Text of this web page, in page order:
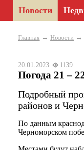
Новости
Главная → Новости →
20.01.2023 1139
Погода 21 –
Подробный
районов и
По данным
Черноморском